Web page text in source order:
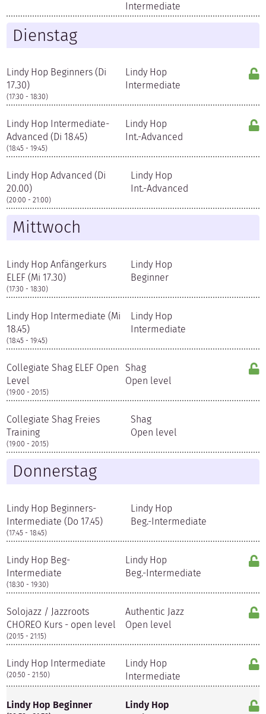
Intermediate
Dienstag
Lindy Hop Beginners (Di
17.30)
(17:30 - 18:30)
Lindy Hop
Intermediate
Lindy Hop Intermediate-
Advanced (Di 18.45)
(18:45 - 19:45)
Lindy Hop
Int.-Advanced
Lindy Hop Advanced (Di
20.00)
(20:00 - 21:00)
Lindy Hop
Int.-Advanced
Mittwoch
Lindy Hop Anfängerkurs
ELEF (Mi 17.30)
(17:30 - 18:30)
Lindy Hop
Beginner
Lindy Hop Intermediate (Mi
18.45)
(18:45 - 19:45)
Lindy Hop
Intermediate
Collegiate Shag ELEF Open
Level
(19:00 - 20:15)
Shag
Open level
Collegiate Shag Freies
Training
(19:00 - 20:15)
Shag
Open level
Donnerstag
Lindy Hop Beginners-
Intermediate (Do 17.45)
(17:45 - 18:45)
Lindy Hop
Beg.-Intermediate
Lindy Hop Beg-
Intermediate
(18:30 - 19:30)
Lindy Hop
Beg.-Intermediate
Solojazz / Jazzroots
CHOREO Kurs - open level
(20:15 - 21:15)
Authentic Jazz
Open level
Lindy Hop Intermediate
(20:50 - 21:50)
Lindy Hop
Intermediate
Lindy Hop Beginner
Lindy Hop